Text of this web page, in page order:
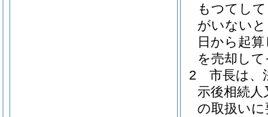
もつてし
がいない
日から起
を売却し
2
市長は、
示後相続
の取扱い